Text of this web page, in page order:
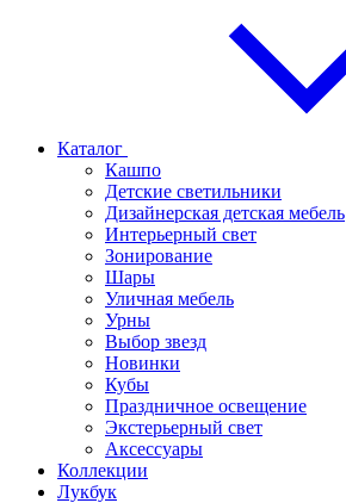
Каталог
Кашпо
Детские светильники
Дизайнерская детская мебель
Интерьерный свет
Зонирование
Шары
Уличная мебель
Урны
Выбор звезд
Новинки
Кубы
Праздничное освещение
Экстерьерный свет
Аксессуары
Коллекции
Лукбук